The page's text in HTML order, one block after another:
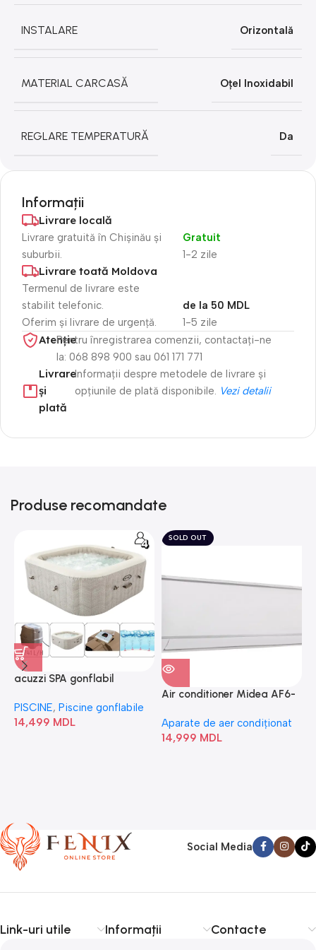
INSTALARE Orizontală
MATERIAL CARCASĂ Oțel Inoxidabil
REGLARE TEMPERATURĂ Da
Informații
Livrare locală
Livrare gratuită în Chișinău și
suburbii.
1-2 zile
Gratuit
Livrare toată Moldova
Termenul de livrare este
stabilit telefonic.
Oferim și livrare de urgență.
1-5 zile
de la 50 MDL
Atenție​Pentru înregistrarea comenzii, contactați-ne
la: 068 898 900 sau 061 171 771
Livrare
și
plată
Informații despre metodele de livrare și
opțiunile de plată disponibile. Vezi detalii
Produse recomandate
acuzzi SPA gonflabil
Bubble” 28446
PISCINE, Piscine gonflabile
14,499 MDL
SOLD OUT
Air conditioner Midea AF6-
Aparate de aer condiționat
14,999 MDL
Social Media
Link-uri utile Informații Contacte